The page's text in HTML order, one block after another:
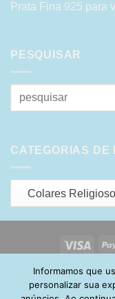
Prata Fina 925 para
PESQUISAR
Pesquisar
por:
CATEGORIAS DE
Colares
Visa
HOME SOBRE
TROCA E
Informamos que
personalizar sua